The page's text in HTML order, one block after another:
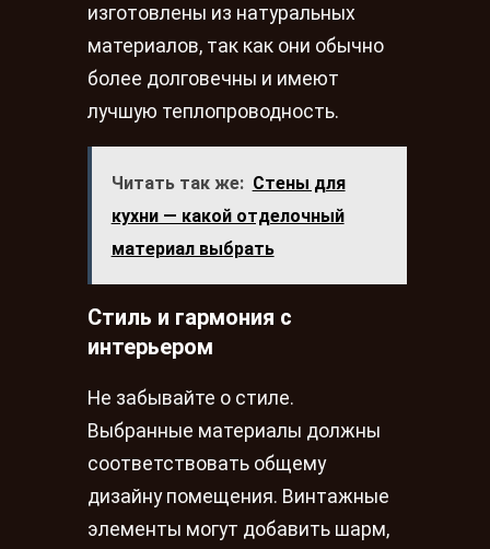
изготовлены из натуральных
материалов, так как они обычно
более долговечны и имеют
лучшую теплопроводность.
Читать так же: Стены для
кухни — какой отделочный
материал выбрать
Стиль и гармония с
интерьером
Не забывайте о стиле.
Выбранные материалы должны
соответствовать общему
дизайну помещения. Винтажные
элементы могут добавить шарм,